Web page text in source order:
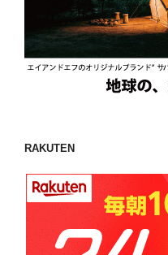
RAKUTEN